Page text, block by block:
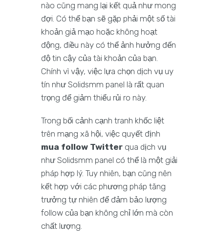
nào cũng mang lại kết quả như mong
đợi. Có thể bạn sẽ gặp phải một số tài
khoản giả mạo hoặc không hoạt
động, điều này có thể ảnh hưởng đến
độ tin cậy của tài khoản của bạn.
Chính vì vậy, việc lựa chọn dịch vụ uy
tín như Solidsmm panel là rất quan
trọng để giảm thiểu rủi ro này.
Trong bối cảnh cạnh tranh khốc liệt
trên mạng xã hội, việc quyết định
mua follow Twitter qua dịch vụ
như Solidsmm panel có thể là một giải
pháp hợp lý. Tuy nhiên, bạn cũng nên
kết hợp với các phương pháp tăng
trưởng tự nhiên để đảm bảo lượng
follow của bạn không chỉ lớn mà còn
chất lượng.